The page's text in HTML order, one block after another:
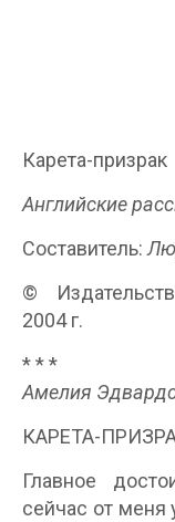
Карета-призрак
Английские
Составитель:
©
2004 г.
* * *
Амелия
КАРЕТА-
Главное
сейчас от меня